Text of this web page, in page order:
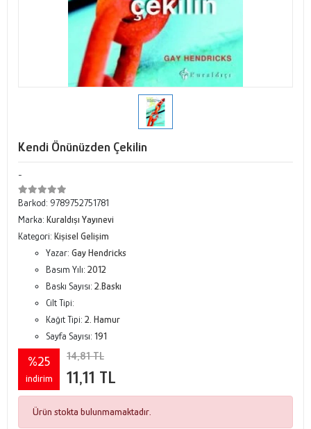
Kendi Önünüzden Çekilin
-
Barkod: 9789752751781
Marka: Kuraldışı Yayınevi
Kategori: Kişisel Gelişim
Yazar: Gay Hendricks
Basım Yılı: 2012
Baskı Sayısı: 2.Baskı
Cilt Tipi:
Kağıt Tipi: 2. Hamur
Sayfa Sayısı: 191
%25
indirim
14,81 TL
11,11 TL
Ürün stokta bulunmamaktadır.